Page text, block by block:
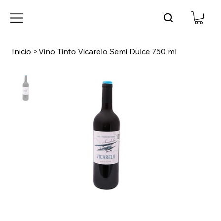
Inicio >Vino Tinto Vicarelo Semi Dulce 750 ml